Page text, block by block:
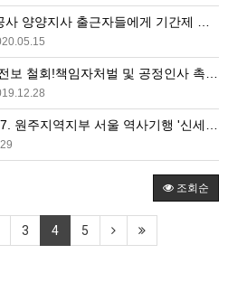
자들에게 기간제 계약서 작성 강요, 폭력 강제 퇴거
벌 및 공정인사 촉구! 결의대회 속초우체국 앞에서 진행
지부 서울 역사기행 '신세계 프로젝트 1919 경성'
조회순
3 4 5